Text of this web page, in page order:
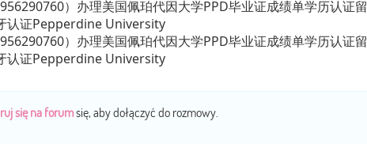
）办理美国佩珀代因大学PPD毕业证成绩单学历认证留
认证Pepperdine University
）办理美国佩珀代因大学PPD毕业证成绩单学历认证留
认证Pepperdine University
się na forumsię, aby dołączyć do rozmowy.